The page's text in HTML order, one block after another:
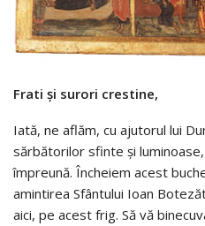
Frati și surori crestine,
Iată, ne aflăm, cu ajutorul lui
sărbătorilor sfinte și
împreună. Încheiem acest
amintirea Sfântului Ioan
aici, pe acest frig. Să vă